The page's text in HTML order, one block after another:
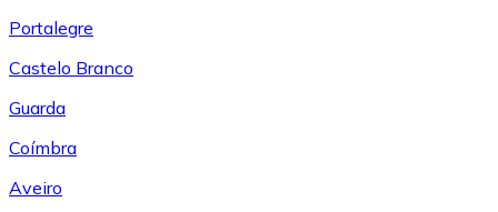
Portalegre
Castelo Branco
Guarda
Coímbra
Aveiro